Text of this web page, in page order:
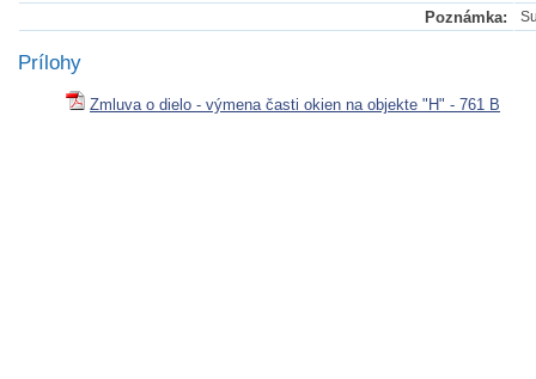
Poznámka:
Prílohy
Zmluva o dielo - výmena časti okien na objekte "H" - 761 B